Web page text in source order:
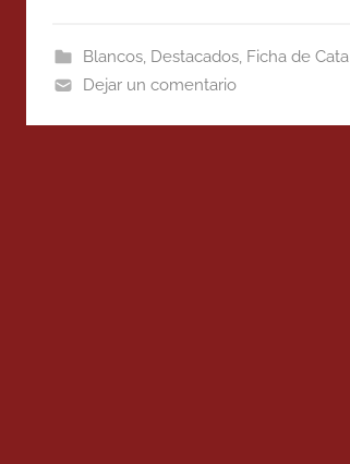
Blancos, Destacados, Ficha de Cata
Dejar un comentario